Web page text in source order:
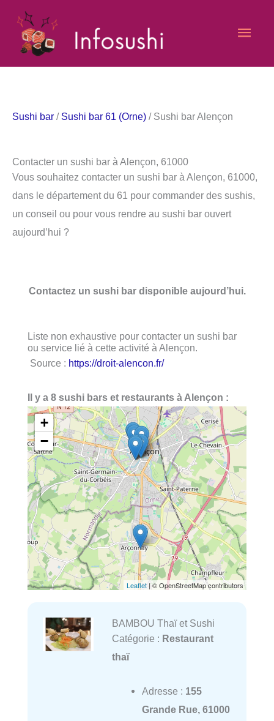
contenu
Sushi bar / Sushi bar 61 (Orne) / Sushi bar Alençon
Contacter un sushi bar à Alençon, 61000
Vous souhaitez contacter un sushi bar à Alençon, 61000,
dans le département du 61 pour commander des sushis,
un conseil ou pour vous rendre au sushi bar ouvert
aujourd’hui ?
Contactez un sushi bar disponible aujourd’hui.
Liste non exhaustive pour contacter un sushi bar
ou service lié à cette activité à Alençon.
Source : https://droit-alencon.fr/
Il y a 8 sushi bars et restaurants à Alençon :
+
−
Leaflet| © OpenStreetMap contributors
BAMBOU Thaï et Sushi
Catégorie : Restaurant
thaï
Adresse : 155
Grande Rue, 61000